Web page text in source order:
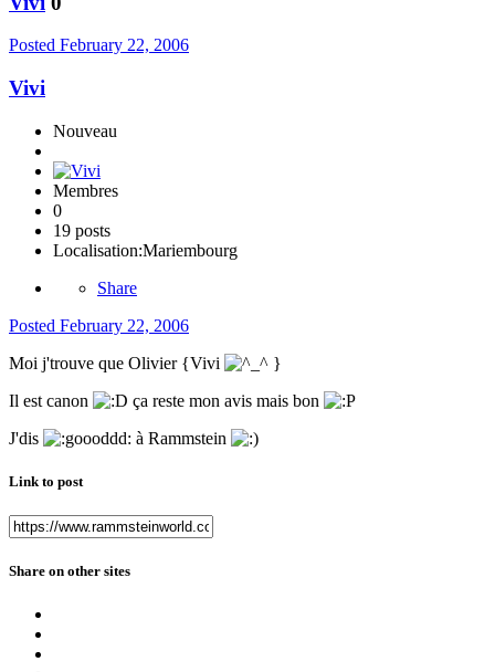
Posted February 22, 2006
Vivi
Nouveau
Membres
0
19 posts
Localisation:Mariembourg
Share
Posted February 22, 2006
Moi j'trouve que Olivier {Vivi
}
Il est canon
ça reste mon avis mais bon
J'dis
à Rammstein
Link to post
Share on other sites